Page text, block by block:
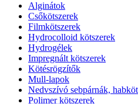
Alginátok
Csőkötszerek
Filmkötszerek
Hydrocolloid kötszerek
Hydrogélek
Impregnált kötszerek
Kötésrögzítők
Mull-lapok
Nedvszívó sebpárnák,
Polimer kötszerek